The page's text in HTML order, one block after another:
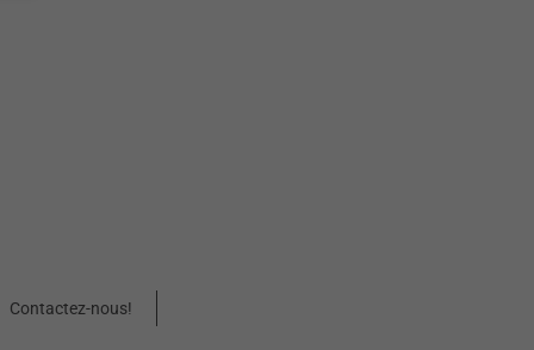
Contactez-nous!